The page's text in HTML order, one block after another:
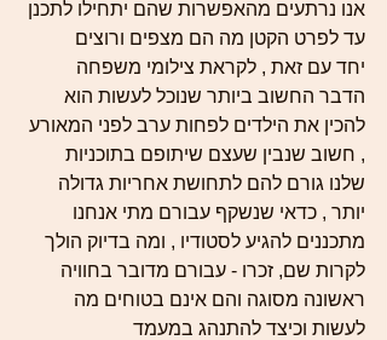
אנו נרתעים מהאפשרות שהם יתחילו לתכנן
עד לפרט הקטן מה הם מצפים ורוצים
יחד עם זאת , לקראת צילומי משפחה
הדבר החשוב ביותר שנוכל לעשות הוא
להכין את הילדים לפחות ערב לפני המאורע
, חשוב שנבין שעצם שיתופם בתוכניות
שלנו גורם להם לתחושת אחריות גדולה
יותר , כדאי שנשקף עבורם מתי אנחנו
מתכננים להגיע לסטודיו , ומה בדיוק הולך
לקרות שם, זכרו - עבורם מדובר בחוויה
ראשונה מסוגה והם אינם בטוחים מה
לעשות וכיצד להתנהג במעמד